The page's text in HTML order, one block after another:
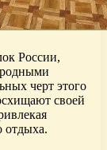
России,
черт этого
своей
отдыха.